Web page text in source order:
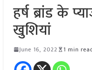
हर्ष ब्रांड के
खुशियां
June 16, 2022 1 min